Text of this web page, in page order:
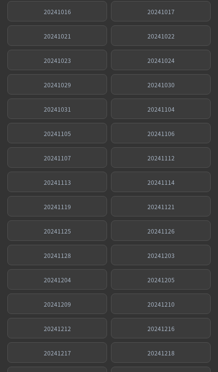
20241016 20241017
20241021 20241022
20241023 20241024
20241029 20241030
20241031 20241104
20241105 20241106
20241107 20241112
20241113 20241114
20241119 20241121
20241125 20241126
20241128 20241203
20241204 20241205
20241209 20241210
20241212 20241216
20241217 20241218